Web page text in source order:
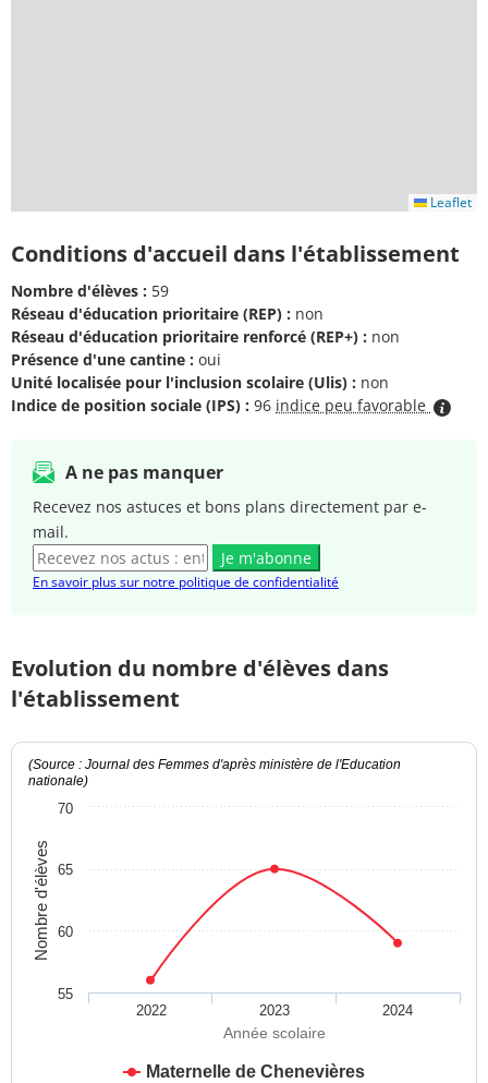
Leaflet
Conditions d'accueil dans l'établissement
Nombre d'élèves : 59
Réseau d'éducation prioritaire (REP) : non
Réseau d'éducation prioritaire renforcé (REP+) : non
Présence d'une cantine : oui
Unité localisée pour l'inclusion scolaire (Ulis) : non
Indice de position sociale (IPS) : 96 indice peu favorable
A ne pas manquer
Recevez nos astuces et bons plans directement par e-
mail.
Je m'abonne
En savoir plus sur notre politique de confidentialité
Evolution du nombre d'élèves dans
l'établissement
Année scolaire
Nombre d'élèves
(Source : Journal des Femmes d'après ministère de l'Education
nationale)
Maternelle de Chenevières
2022 2023 2024
55
60
65
70